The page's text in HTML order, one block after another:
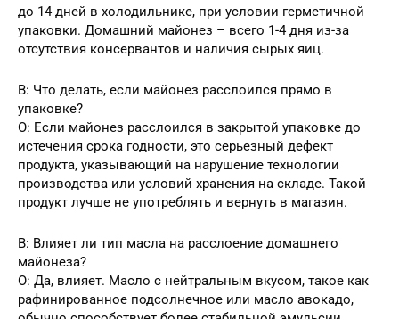
до 14 дней в холодильнике, при условии герметичной
упаковки. Домашний майонез – всего 1-4 дня из-за
отсутствия консервантов и наличия сырых яиц.
В: Что делать, если майонез расслоился прямо в
упаковке?
О: Если майонез расслоился в закрытой упаковке до
истечения срока годности, это серьезный дефект
продукта, указывающий на нарушение технологии
производства или условий хранения на складе. Такой
продукт лучше не употреблять и вернуть в магазин.
В: Влияет ли тип масла на расслоение домашнего
майонеза?
О: Да, влияет. Масло с нейтральным вкусом, такое как
рафинированное подсолнечное или масло авокадо,